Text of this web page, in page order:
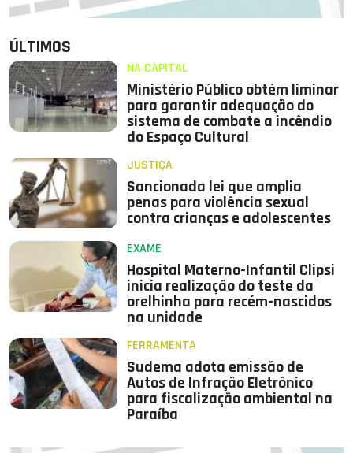
ÚLTIMOS
NA CAPITAL
Ministério Público obtém liminar
para garantir adequação do
sistema de combate a incêndio
do Espaço Cultural
JUSTIÇA
Sancionada lei que amplia
penas para violência sexual
contra crianças e adolescentes
EXAME
Hospital Materno-Infantil Clipsi
inicia realização do teste da
orelhinha para recém-nascidos
na unidade
FERRAMENTA
Sudema adota emissão de
Autos de Infração Eletrônico
para fiscalização ambiental na
Paraíba